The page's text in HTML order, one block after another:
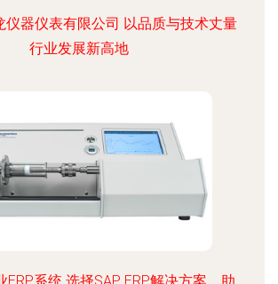
仪器仪表有限公司 以品质与技术丈量
行业发展新高地